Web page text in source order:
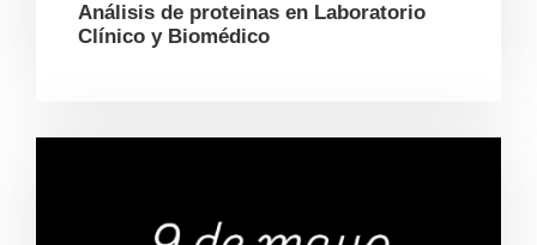
Análisis de proteinas en Laboratorio
Clínico y Biomédico